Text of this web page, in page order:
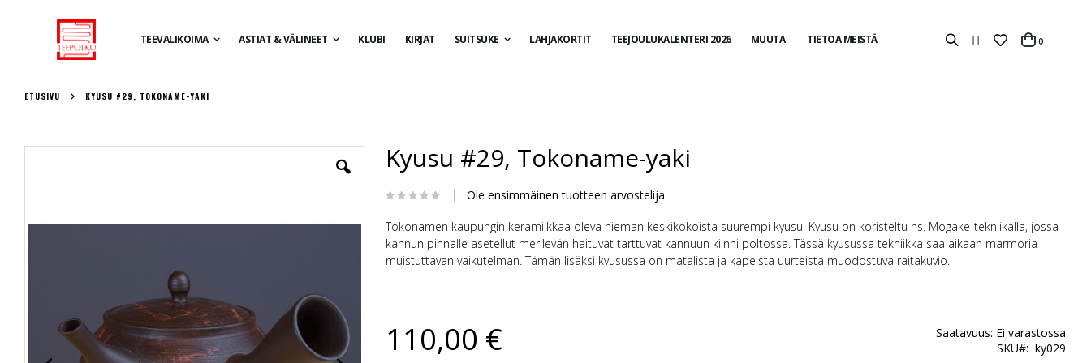
TEEVALIKOIMA ASTIAT & VÄLINEET KLUBI KIRJAT SUITSUKE LAHJAKORTIT TEEJOULUKALENTERI 2026 MUUTA TIETOA MEISTÄ Cart
0tuotteet
ETUSIVU KYUSU #29, TOKONAME-YAKI
the
Kyusu #29, Tokoname-yaki
Ole ensimmäinen tuotteen arvostelija
Tokonamen kaupungin keramiikkaa oleva hieman keskikokoista suurempi kyusu. Kyusu on koristeltu ns. Mogake-tekniikalla, jossa
kannun pinnalle asetellut merilevän haituvat tarttuvat kannuun kiinni poltossa. Tässä kyusussa tekniikka saa aikaan marmoria
muistuttavan vaikutelman. Tämän lisäksi kyusussa on matalista ja kapeista uurteista muodostuva raitakuvio.
110,00 € Saatavuus: Ei varastossa
SKU
ky029